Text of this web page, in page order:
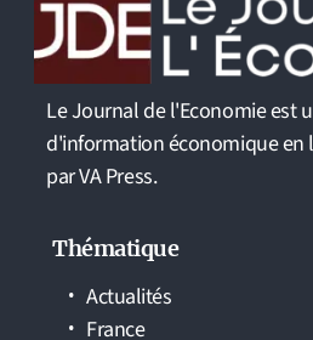
Le Journal de l'Economie est
d'information économique en
par VA Press.
Thématique
Actualités
France